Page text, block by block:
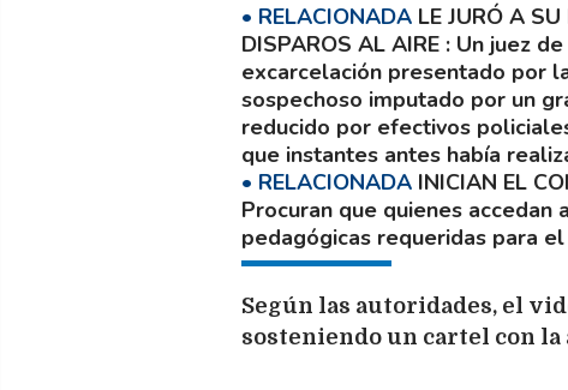
LE JURÓ A
DISPAROS AL AIRE
Un juez
excarcelación presentado por
sospechoso imputado por un
reducido por efectivos
que instantes antes había
INICIAN EL
Procuran que quienes
pedagógicas requeridas para
Según las autoridades, el
sosteniendo un cartel con la